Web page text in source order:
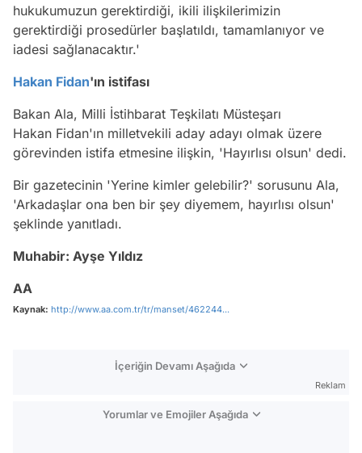
hukukumuzun gerektirdiği, ikili ilişkilerimizin
gerektirdiği prosedürler başlatıldı, tamamlanıyor ve
iadesi sağlanacaktır.'
Hakan Fidan'ın istifası
Bakan Ala, Milli İstihbarat Teşkilatı Müsteşarı
Hakan Fidan'ın milletvekili aday adayı olmak üzere
görevinden istifa etmesine ilişkin, 'Hayırlısı olsun' dedi.
Bir gazetecinin 'Yerine kimler gelebilir?' sorusunu Ala,
'Arkadaşlar ona ben bir şey diyemem, hayırlısı olsun'
şeklinde yanıtladı.
Muhabir: Ayşe Yıldız
AA
Kaynak: http://www.aa.com.tr/tr/manset/462244...
İçeriğin Devamı Aşağıda
Reklam
Yorumlar ve Emojiler Aşağıda